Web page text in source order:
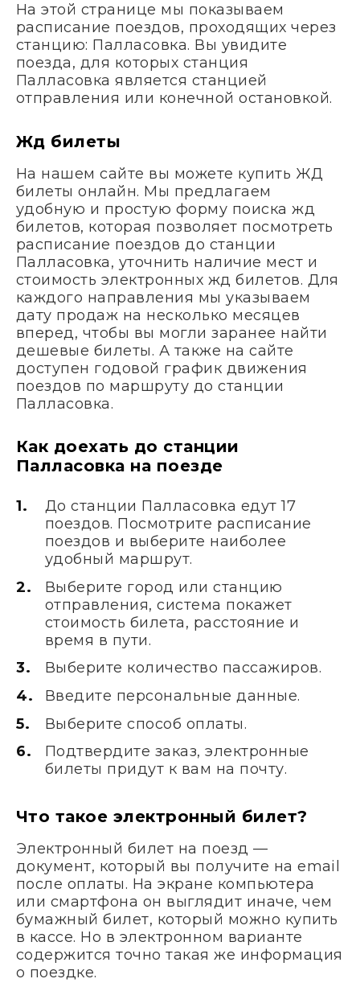
На этой странице мы показываем
расписание поездов, проходящих через
станцию: Палласовка. Вы увидите
поезда, для которых станция
Палласовка является станцией
отправления или конечной остановкой.
Жд билеты
На нашем сайте вы можете купить ЖД
билеты онлайн. Мы предлагаем
удобную и простую форму поиска жд
билетов, которая позволяет посмотреть
расписание поездов до станции
Палласовка, уточнить наличие мест и
стоимость электронных жд билетов. Для
каждого направления мы указываем
дату продаж на несколько месяцев
вперед, чтобы вы могли заранее найти
дешевые билеты. А также на сайте
доступен годовой график движения
поездов по маршруту до станции
Палласовка.
Как доехать до станции
Палласовка на поезде
До станции Палласовка едут 17
поездов. Посмотрите расписание
поездов и выберите наиболее
удобный маршрут.
Выберите город или станцию
отправления, система покажет
стоимость билета, расстояние и
время в пути.
Выберите количество пассажиров.
Введите персональные данные.
Выберите способ оплаты.
Подтвердите заказ, электронные
билеты придут к вам на почту.
Что такое электронный билет?
Электронный билет на поезд —
документ, который вы получите на email
после оплаты. На экране компьютера
или смартфона он выглядит иначе, чем
бумажный билет, который можно купить
в кассе. Но в электронном варианте
содержится точно такая же информация
о поездке.